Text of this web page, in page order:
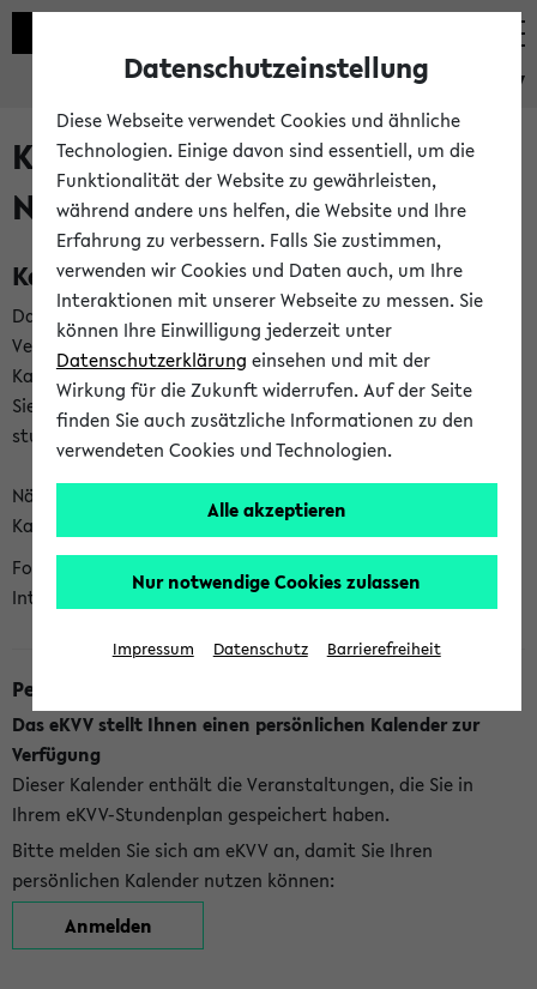
eKVV
Kalenderintegration und
Newsfeeds
Kalenderintegration
Das eKVV bietet Ihnen die Möglichkeit,
Veranstaltungstermine in eine Vielzahl von
Kalenderanwendungen einzubinden. Auf diese Weise können
Sie einen gemeinsamen Überblick über Ihre privaten und
studienbezogenen Termine erhalten.
Näheres zu Vorteilen und Funktionsweise der
Kalenderintegration können Sie auf unserer
Folgende Kalender bietet Ihnen das eKVV derzeit zur
Integration an:
Persönlicher Kalender
Das eKVV stellt Ihnen einen persönlichen Kalender zur
Verfügung
Dieser Kalender enthält die Veranstaltungen, die Sie in
Ihrem eKVV-Stundenplan gespeichert haben.
Bitte melden Sie sich am eKVV an, damit Sie Ihren
persönlichen Kalender nutzen können:
Anmelden
Datenschutzeinstellung
Diese Webseite verwendet Cookies und ähnliche
Technologien. Einige davon sind essentiell, um die
Funktionalität der Website zu gewährleisten,
während andere uns helfen, die Website und Ihre
Erfahrung zu verbessern. Falls Sie zustimmen,
verwenden wir Cookies und Daten auch, um Ihre
Interaktionen mit unserer Webseite zu messen. Sie
können Ihre Einwilligung jederzeit unter
Datenschutzerklärung einsehen und mit der
Wirkung für die Zukunft widerrufen. Auf der Seite
finden Sie auch zusätzliche Informationen zu den
verwendeten Cookies und Technologien.
Alle akzeptieren
Nur notwendige Cookies zulassen
Impressum Datenschutz Barrierefreiheit